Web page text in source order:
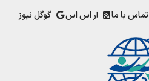
تماس با ما آر اس اس گوگل نیوز